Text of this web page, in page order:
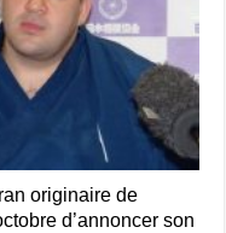
originaire de
d’annoncer son